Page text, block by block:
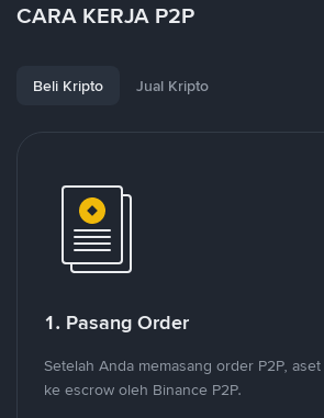
CARA KERJA P2P
Beli Kripto Jual Kripto
1. Pasang Order
Setelah Anda memasang order P2P,
ke escrow oleh Binance P2P.